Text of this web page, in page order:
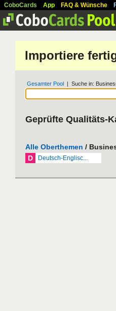
CoboCards App FAQ & Wünsche
Importiere
Gesamter Pool | Suche in:
Geprüfte Qualitäts-
Alle Oberthemen /
D
Deutsch-Englisc...